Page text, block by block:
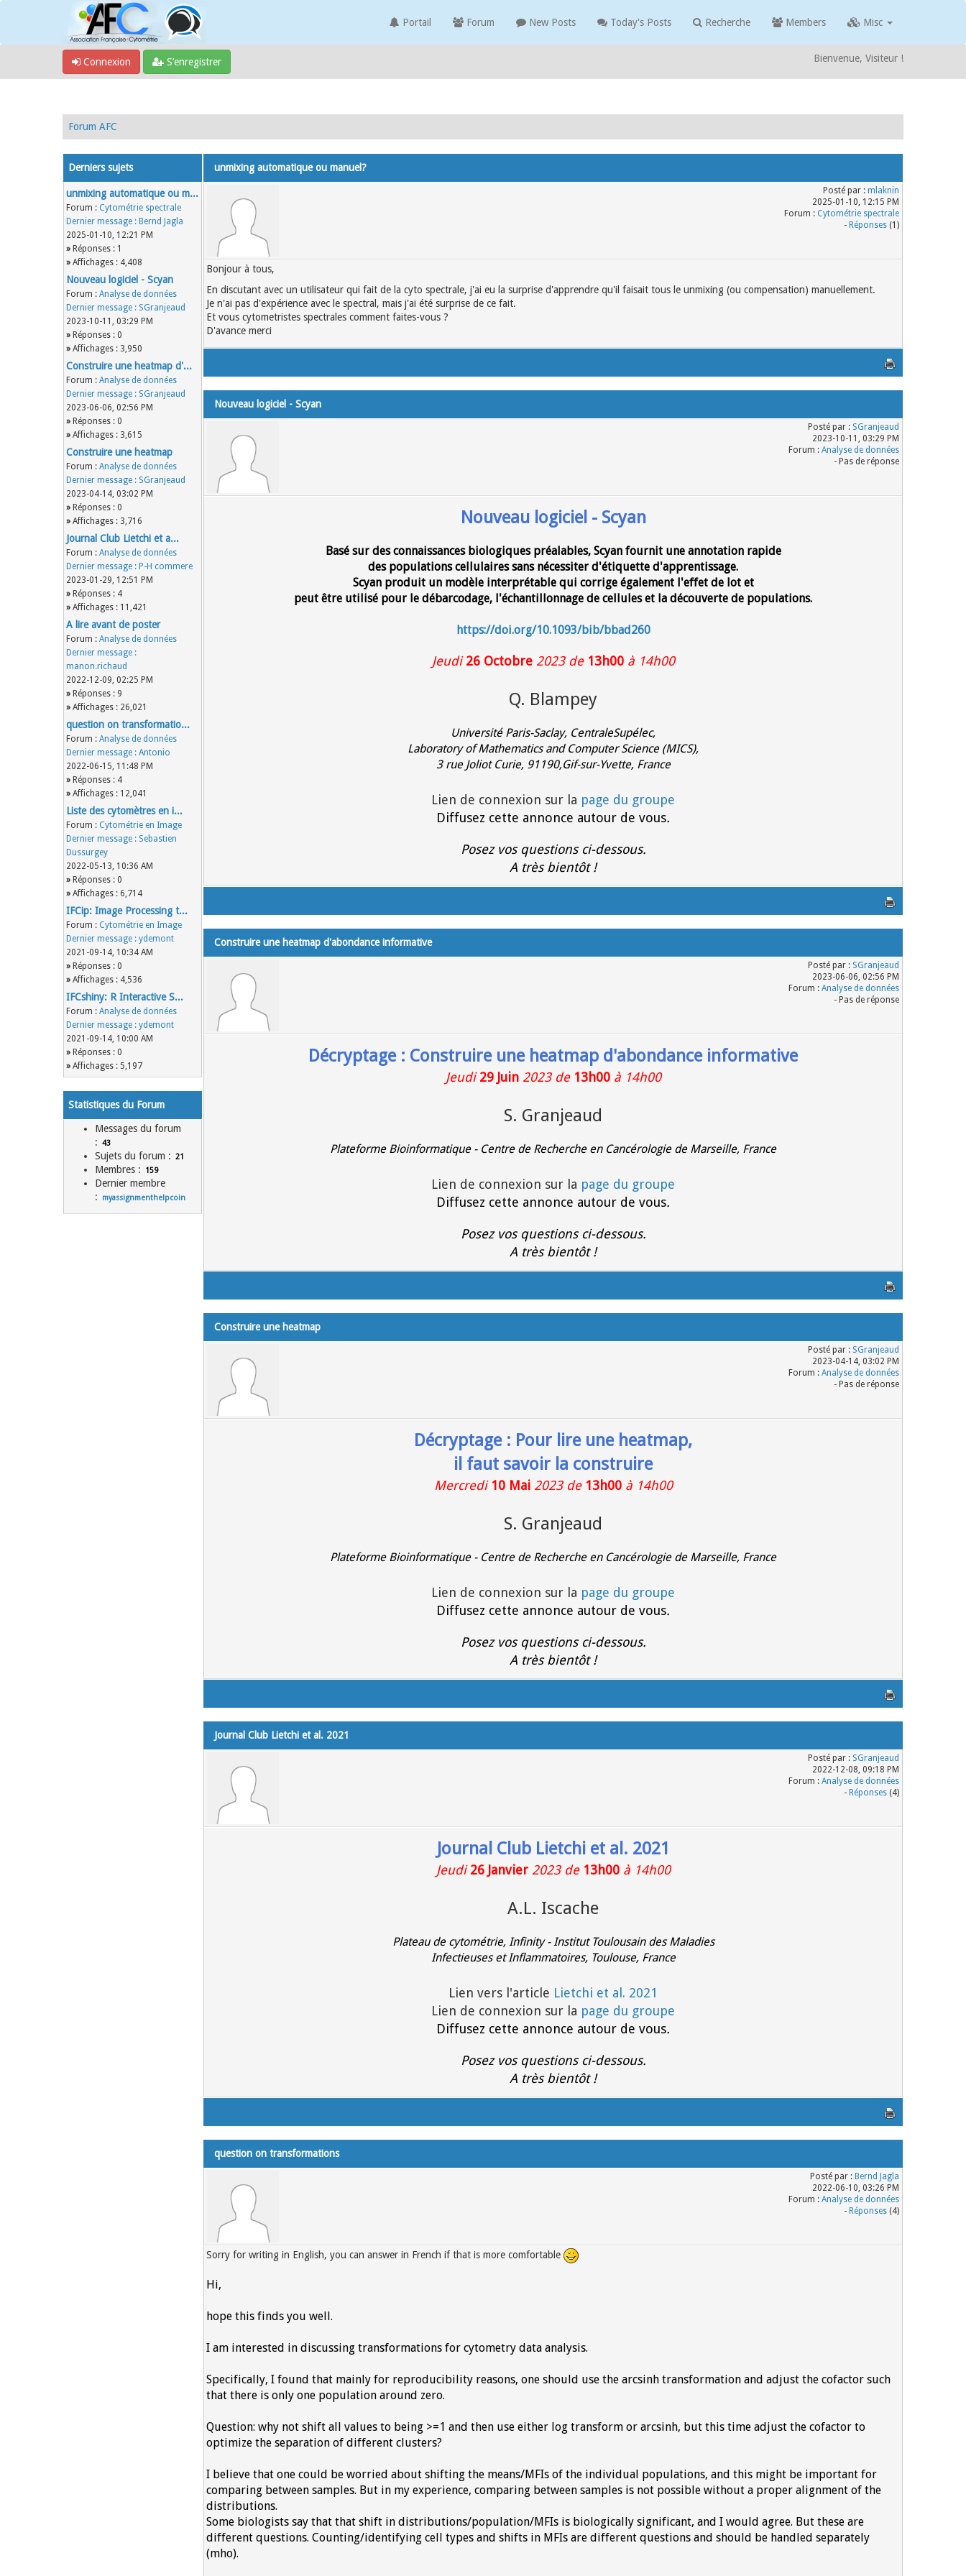
Portail Forum New Posts Today's Posts Recherche Members Misc
Connexion S’enregistrer Bienvenue, Visiteur !
Forum AFC
Derniers sujets
unmixing automatique ou m...
Forum : Cytométrie spectrale
Dernier message : Bernd Jagla
2025-01-10, 12:21 PM
» Réponses : 1
» Affichages : 4,408
Nouveau logiciel - Scyan
Forum : Analyse de données
Dernier message : SGranjeaud
2023-10-11, 03:29 PM
» Réponses : 0
» Affichages : 3,950
Construire une heatmap d'...
Forum : Analyse de données
Dernier message : SGranjeaud
2023-06-06, 02:56 PM
» Réponses : 0
» Affichages : 3,615
Construire une heatmap
Forum : Analyse de données
Dernier message : SGranjeaud
2023-04-14, 03:02 PM
» Réponses : 0
» Affichages : 3,716
Journal Club Lietchi et a...
Forum : Analyse de données
Dernier message : P-H commere
2023-01-29, 12:51 PM
» Réponses : 4
» Affichages : 11,421
A lire avant de poster
Forum : Analyse de données
Dernier message :
manon.richaud
2022-12-09, 02:25 PM
» Réponses : 9
» Affichages : 26,021
question on transformatio...
Forum : Analyse de données
Dernier message : Antonio
2022-06-15, 11:48 PM
» Réponses : 4
» Affichages : 12,041
Liste des cytomètres en i...
Forum : Cytométrie en Image
Dernier message : Sebastien
Dussurgey
2022-05-13, 10:36 AM
» Réponses : 0
» Affichages : 6,714
IFCip: Image Processing t...
Forum : Cytométrie en Image
Dernier message : ydemont
2021-09-14, 10:34 AM
» Réponses : 0
» Affichages : 4,536
IFCshiny: R Interactive S...
Forum : Analyse de données
Dernier message : ydemont
2021-09-14, 10:00 AM
» Réponses : 0
» Affichages : 5,197
Statistiques du Forum
Messages du forum
: 43
Sujets du forum : 21
Membres : 159
Dernier membre
:
myassignmenthelpcoin
unmixing automatique ou manuel?
Posté par : mlaknin
2025-01-10, 12:15 PM
Forum : Cytométrie spectrale
- Réponses (1)
Bonjour à tous,
En discutant avec un utilisateur qui fait de la cyto spectrale, j'ai eu la surprise d'apprendre qu'il faisait tous le unmixing (ou compensation) manuellement.
Je n'ai pas d'expérience avec le spectral, mais j'ai été surprise de ce fait.
Et vous cytometristes spectrales comment faites-vous ?
D'avance merci
Nouveau logiciel - Scyan
Posté par : SGranjeaud
2023-10-11, 03:29 PM
Forum : Analyse de données
- Pas de réponse
Nouveau logiciel - Scyan
Basé sur des connaissances biologiques préalables, Scyan fournit une annotation rapide
des populations cellulaires sans nécessiter d'étiquette d'apprentissage.
Scyan produit un modèle interprétable qui corrige également l'effet de lot et
peut être utilisé pour le débarcodage, l'échantillonnage de cellules et la découverte de populations.
https://doi.org/10.1093/bib/bbad260
Jeudi26 Octobre 2023 de 13h00 à 14h00
Q. Blampey
Université Paris-Saclay, CentraleSupélec,
Laboratory of Mathematics and Computer Science (MICS),
3 rue Joliot Curie, 91190,Gif-sur-Yvette, France
Lien de connexion sur la page du groupe
Diffusez cette annonce autour de vous.
Posez vos questions ci-dessous.
A très bientôt !
Construire une heatmap d'abondance informative
Posté par : SGranjeaud
2023-06-06, 02:56 PM
Forum : Analyse de données
- Pas de réponse
Décryptage : Construire une heatmap d'abondance informative
Jeudi29 Juin 2023 de 13h00 à 14h00
S. Granjeaud
Plateforme Bioinformatique - Centre de Recherche en Cancérologie de Marseille, France
Lien de connexion sur la page du groupe
Diffusez cette annonce autour de vous.
Posez vos questions ci-dessous.
A très bientôt !
Construire une heatmap
Posté par : SGranjeaud
2023-04-14, 03:02 PM
Forum : Analyse de données
- Pas de réponse
Décryptage : Pour lire une heatmap,
il faut savoir la construire
Mercredi10 Mai 2023 de 13h00 à 14h00
S. Granjeaud
Plateforme Bioinformatique - Centre de Recherche en Cancérologie de Marseille, France
Lien de connexion sur la page du groupe
Diffusez cette annonce autour de vous.
Posez vos questions ci-dessous.
A très bientôt !
Journal Club Lietchi et al. 2021
Posté par : SGranjeaud
2022-12-08, 09:18 PM
Forum : Analyse de données
- Réponses (4)
Journal Club Lietchi et al. 2021
Jeudi26 Janvier 2023 de 13h00 à 14h00
A.L. Iscache
Plateau de cytométrie, Infinity - Institut Toulousain des Maladies
Infectieuses et Inflammatoires, Toulouse, France
Lien vers l'article Lietchi et al. 2021
Lien de connexion sur la page du groupe
Diffusez cette annonce autour de vous.
Posez vos questions ci-dessous.
A très bientôt !
question on transformations
Posté par : Bernd Jagla
2022-06-10, 03:26 PM
Forum : Analyse de données
- Réponses (4)
Sorry for writing in English, you can answer in French if that is more comfortable
Hi,
hope this finds you well.
I am interested in discussing transformations for cytometry data analysis.
Specifically, I found that mainly for reproducibility reasons, one should use the arcsinh transformation and adjust the cofactor such
that there is only one population around zero.
Question: why not shift all values to being >=1 and then use either log transform or arcsinh, but this time adjust the cofactor to
optimize the separation of different clusters?
I believe that one could be worried about shifting the means/MFIs of the individual populations, and this might be important for
comparing between samples. But in my experience, comparing between samples is not possible without a proper alignment of the
distributions.
Some biologists say that that shift in distributions/population/MFIs is biologically significant, and I would agree. But these are
different questions. Counting/identifying cell types and shifts in MFIs are different questions and should be handled separately
(mho).